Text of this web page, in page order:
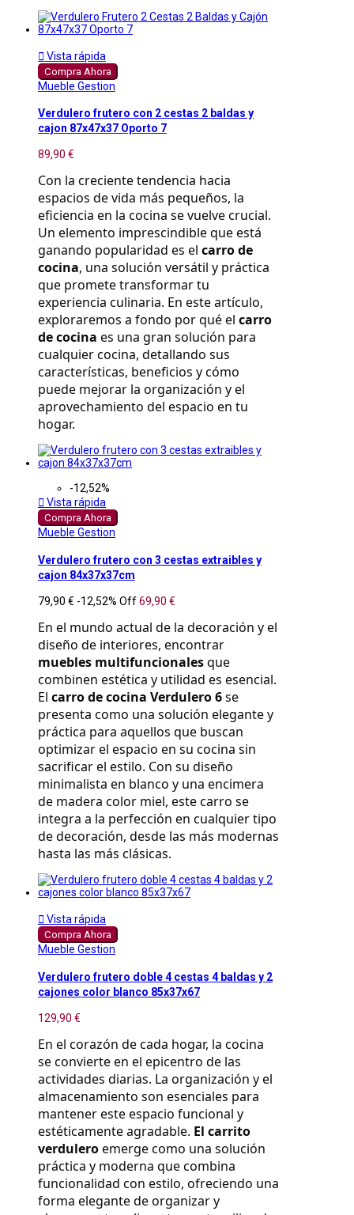
 Vista rápida
Compra Ahora
Mueble Gestion
Verdulero frutero con 2 cestas 2 baldas y
cajon 87x47x37 Oporto 7
89,90 €
Con la creciente tendencia hacia
espacios de vida más pequeños, la
eficiencia en la cocina se vuelve crucial.
Un elemento imprescindible que está
ganando popularidad es el carro de
cocina, una solución versátil y práctica
que promete transformar tu
experiencia culinaria. En este artículo,
exploraremos a fondo por qué el carro
de cocina es una gran solución para
cualquier cocina, detallando sus
características, beneficios y cómo
puede mejorar la organización y el
aprovechamiento del espacio en tu
hogar.
-12,52%
 Vista rápida
Compra Ahora
Mueble Gestion
Verdulero frutero con 3 cestas extraibles y
cajon 84x37x37cm
79,90 € -12,52% Off69,90 €
En el mundo actual de la decoración y el
muebles multifuncionales que
combinen estética y utilidad es esencial.
El carro de cocina Verdulero 6 se
presenta como una solución elegante y
práctica para aquellos que buscan
optimizar el espacio en su cocina sin
sacrificar el estilo. Con su diseño
minimalista en blanco y una encimera
de madera color miel, este carro se
integra a la perfección en cualquier tipo
de decoración, desde las más modernas
hasta las más clásicas.
 Vista rápida
Compra Ahora
Mueble Gestion
Verdulero frutero doble 4 cestas 4 baldas y 2
cajones color blanco 85x37x67
129,90 €
En el corazón de cada hogar, la cocina
se convierte en el epicentro de las
actividades diarias. La organización y el
almacenamiento son esenciales para
mantener este espacio funcional y
estéticamente agradable. El carrito
verdulero emerge como una solución
práctica y moderna que combina
funcionalidad con estilo, ofreciendo una
forma elegante de organizar y